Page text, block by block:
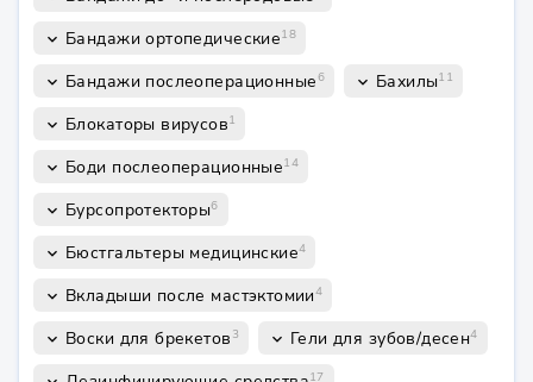
keyboard_arrow_down Бандажи ортопедические18
keyboard_arrow_down Бандажи послеоперационные6 keyboard_arrow_down Бахилы11
keyboard_arrow_down Блокаторы вирусов1
keyboard_arrow_down Боди послеоперационные14
keyboard_arrow_down Бурсопротекторы6
keyboard_arrow_down Бюстгальтеры медицинские4
keyboard_arrow_down Вкладыши после мастэктомии4
keyboard_arrow_down Воски для брекетов 3 keyboard_arrow_down Гели для зубов/десен4
17